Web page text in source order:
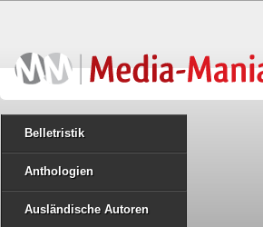
Belletristik
Anthologien
Ausländische Autoren